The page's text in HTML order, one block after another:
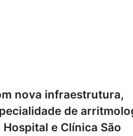
nova infraestrutura,
de
Hospital e Clínica São